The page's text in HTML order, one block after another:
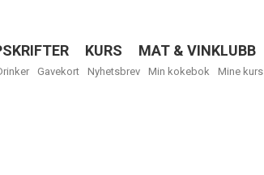
KURS MAT & VINKLUBB
Gavekort Nyhetsbrev Min kokebok Mine kurs